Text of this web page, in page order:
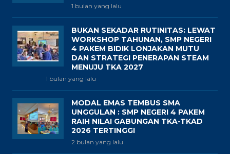
1 bulan yang lalu
BUKAN SEKADAR RUTINITAS: LEWAT
WORKSHOP TAHUNAN, SMP NEGERI
4 PAKEM BIDIK LONJAKAN MUTU
DAN STRATEGI PENERAPAN STEAM
MENUJU TKA 2027
1 bulan yang lalu
MODAL EMAS TEMBUS SMA
UNGGULAN : SMP NEGERI 4 PAKEM
RAIH NILAI GABUNGAN TKA-TKAD
2026 TERTINGGI
2 bulan yang lalu